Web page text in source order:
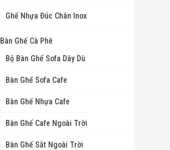
Ghế Nhựa Đúc Chân Inox
Bàn Ghế Cà Phê
Bộ Bàn Ghế Sofa Dây Dù
Bàn Ghế Sofa Cafe
Bàn Ghế Nhựa Cafe
Bàn Ghế Cafe Ngoài Trời
Bàn Ghế Sắt Ngoài Trời